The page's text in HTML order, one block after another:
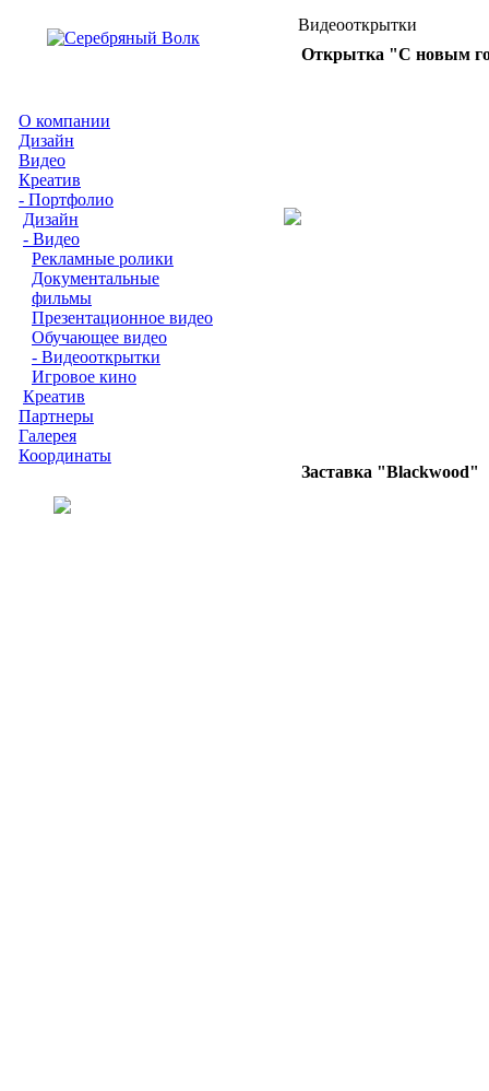
О компании
Дизайн
Видео
Креатив
- Портфолио
Дизайн
- Видео
Рекламные ролики
Документальные
фильмы
Презентационное видео
Обучающее видео
- Видеооткрытки
Игровое кино
Креатив
Партнеры
Галерея
Координаты
Видеооткрытки
Открытка "С новым
Заставка "Blackwood"